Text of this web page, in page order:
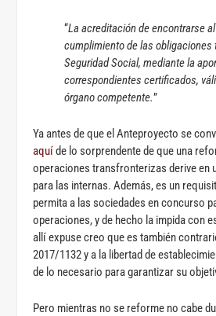
“La acreditación de encontrarse
cumplimiento de las obligaciones
Seguridad Social, mediante la
correspondientes certificados,
órgano competente.”
Ya antes de que el Anteproyecto se
aquíde lo sorprendente de que una
operaciones transfronterizas derive en
para las internas. Además, es un
permita a las sociedades en concurso
operaciones, y de hecho la impida con
allí expuse creo que es también
2017/1132 y a la libertad de
de lo necesario para garantizar su
Pero mientras no se reforme no cabe